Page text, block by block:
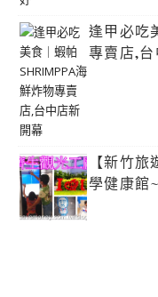
逢甲必吃
專賣店,
【新竹
學健康館